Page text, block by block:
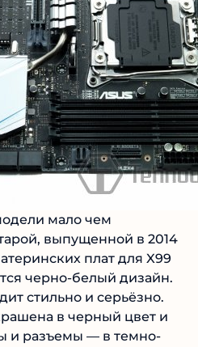
мало чем
выпущенной в 2014
плат для X99
черно-белый дизайн.
стильно и серьёзно.
в черный цвет и
и разъемы — в темно-